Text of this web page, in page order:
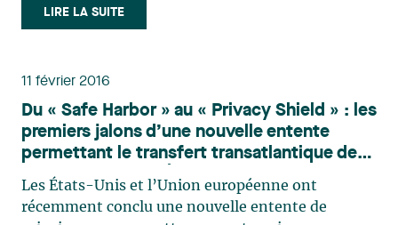
modifie une vingtaine de lois ayant trait à la
protection des renseignements personnels,
LIRE LA SUITE
11 février 2016
Du « Safe Harbor » au « Privacy Shield » : les
premiers jalons d’une nouvelle entente
permettant le transfert transatlantique de
données avec les États-Unis
Les États-Unis et l’Union européenne ont
récemment conclu une nouvelle entente de